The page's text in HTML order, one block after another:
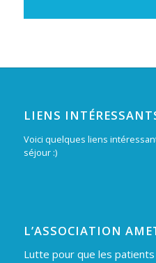
LIENS
Voici quelques liens
séjour :)
L’ASSOCIATION
Lutte pour que les